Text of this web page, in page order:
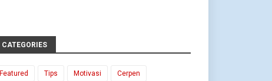
CATEGORIES
Featured Tips Motivasi Cerpen